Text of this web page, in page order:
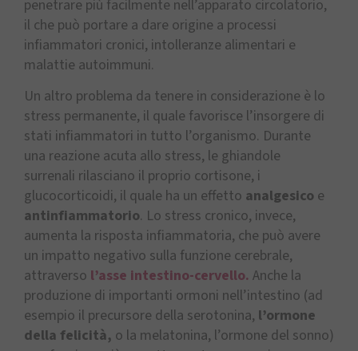
penetrare più facilmente nell’apparato circolatorio,
il che può portare a dare origine a processi
infiammatori cronici, intolleranze alimentari e
malattie autoimmuni.
Un altro problema da tenere in considerazione è lo
stress permanente, il quale favorisce l’insorgere di
stati infiammatori in tutto l’organismo. Durante
una reazione acuta allo stress, le ghiandole
surrenali rilasciano il proprio cortisone, i
glucocorticoidi, il quale ha un effetto analgesico e
antinfiammatorio. Lo stress cronico, invece,
aumenta la risposta infiammatoria, che può avere
un impatto negativo sulla funzione cerebrale,
attraverso l’asse intestino-cervello. Anche la
produzione di importanti ormoni nell’intestino (ad
esempio il precursore della serotonina, l’ormone
della felicità, o la melatonina, l’ormone del sonno)